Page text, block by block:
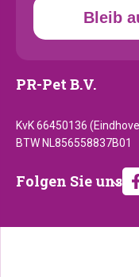
Bleib
PR-Pet B.V.
KvK 66450136
BTW NL856558837B01
Folgen
uns
Folgen Sie uns